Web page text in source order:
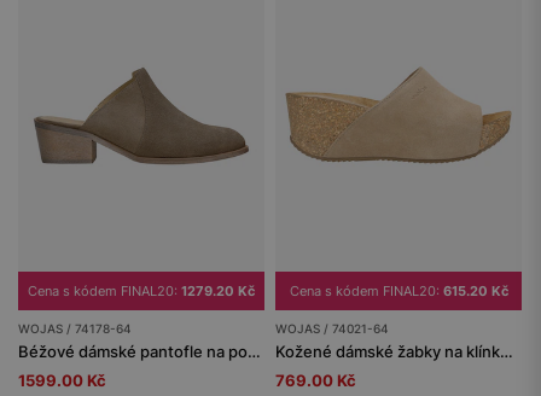
Cena s kódem FINAL20: 1279.20 Kč
WOJAS / 74178-64
Béžové dámské pantofle na podpatku se zakrytou špičkou
1599.00 Kč
Cena s kódem FINAL20: 615.20 Kč
WOJAS / 74021-64
Kožené dámské žabky na klínku v odstínech béžové
769.00 Kč